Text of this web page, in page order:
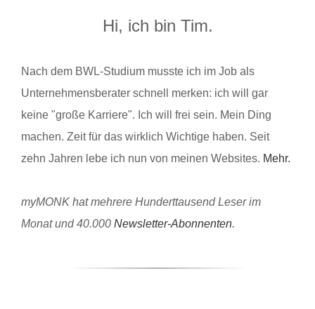
Hi, ich bin Tim.
Nach dem BWL-Studium musste ich im Job als
Unternehmensberater schnell merken: ich will gar
keine "große Karriere". Ich will frei sein. Mein Ding
machen. Zeit für das wirklich Wichtige haben. Seit
zehn Jahren lebe ich nun von meinen Websites. Mehr.
myMONK hat mehrere Hunderttausend Leser im
Monat und 40.000 Newsletter-Abonnenten.